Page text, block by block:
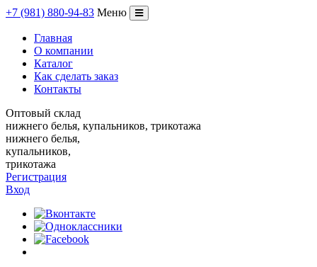
+7 (981) 880-94-83 Меню
Переключение
навигации
Главная
О компании
Каталог
Как сделать заказ
Контакты
Оптовый склад
нижнего белья, купальников, трикотажа
нижнего белья,
купальников,
трикотажа
Регистрация
Вход